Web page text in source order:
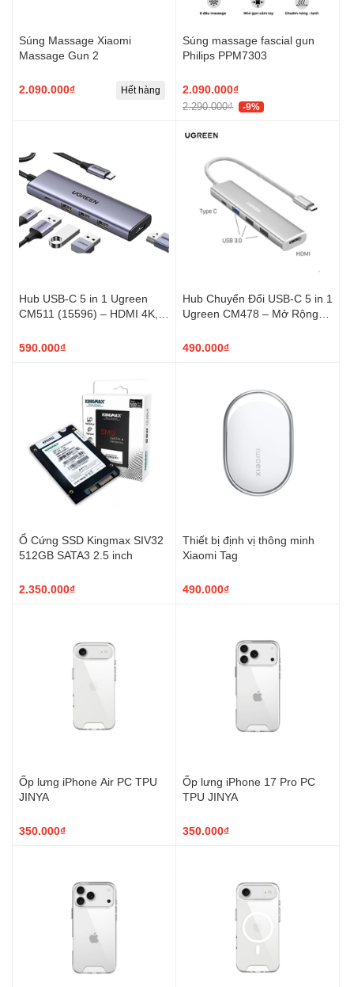
Súng Massage Xiaomi
Massage Gun 2
2.090.000₫ Hết hàng
Súng massage fascial gun
Philips PPM7303
2.090.000₫
2.290.000₫ -9%
Hub USB-C 5 in 1 Ugreen
CM511 (15596) – HDMI 4K,
100W
590.000₫
Hub Chuyển Đổi USB-C 5 in 1
Ugreen CM478 – Mở Rộng
PD 100W
490.000₫
Ổ Cứng SSD Kingmax SIV32
512GB SATA3 2.5 inch
2.350.000₫
Thiết bị định vị thông minh
Xiaomi Tag
490.000₫
Ốp lưng iPhone Air PC TPU
JINYA
350.000₫
Ốp lưng iPhone 17 Pro PC
TPU JINYA
350.000₫